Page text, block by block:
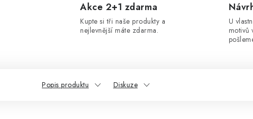
Akce 2+1 zdarma
Kupte si tři naše produkty a
nejlevnější máte zdarma.
U
motivů
Popis produktu Diskuze